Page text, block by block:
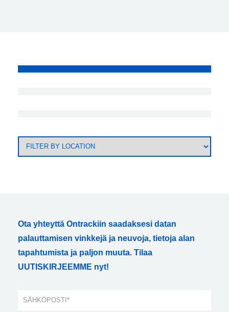
Ota yhteyttä Ontrackiin saadaksesi datan
palauttamisen vinkkejä ja neuvoja, tietoja alan
tapahtumista ja paljon muuta. Tilaa
UUTISKIRJEEMME nyt!